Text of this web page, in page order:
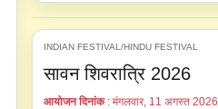
INDIAN FESTIVAL/HINDU FESTIVAL
सावन शिवरात्रि 2026
आयोजन दिनांक: मंगलवार, 11 अगस्त 2026